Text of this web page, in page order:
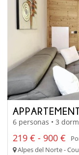
6 personas • 3
219 € - 900 €
Alpes del Norte -